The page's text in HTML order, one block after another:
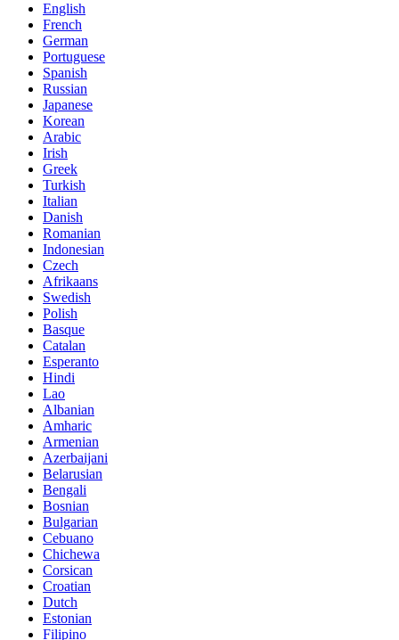
English
French
German
Portuguese
Spanish
Russian
Japanese
Korean
Arabic
Irish
Greek
Turkish
Italian
Danish
Romanian
Indonesian
Czech
Afrikaans
Swedish
Polish
Basque
Catalan
Esperanto
Hindi
Lao
Albanian
Amharic
Armenian
Azerbaijani
Belarusian
Bengali
Bosnian
Bulgarian
Cebuano
Chichewa
Corsican
Croatian
Dutch
Estonian
Filipino